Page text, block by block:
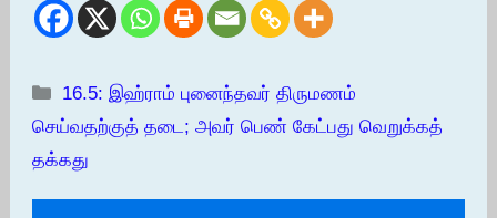
Categories
16.5: இஹ்ராம் புனைந்தவர் திருமணம்
செய்வதற்குத் தடை; அவர் பெண் கேட்பது வெறுக்கத்
தக்கது